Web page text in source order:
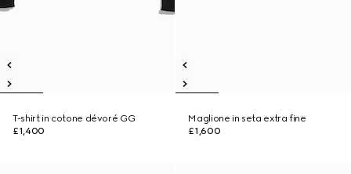
T-shirt in cotone dévoré GG
£1,400
Maglione in seta extra fine
£1,600